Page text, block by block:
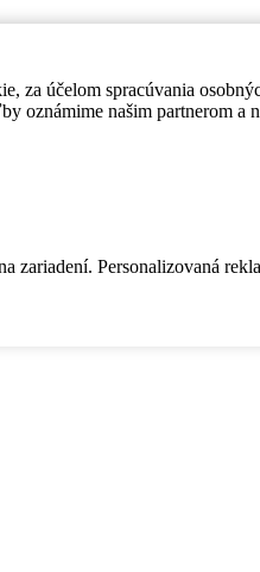
za účelom spracúvania
oznámime našim partnerom a
Personalizovaná